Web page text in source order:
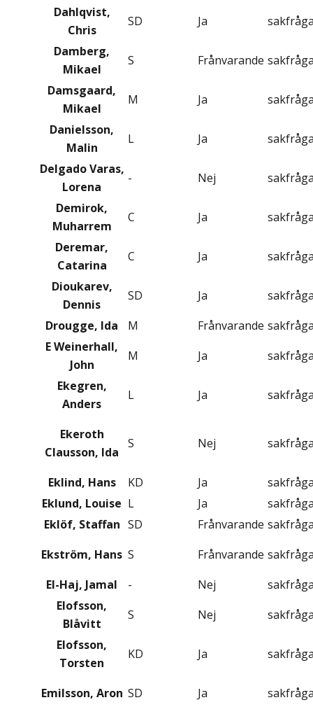
Dahlqvist,
Chris
SD Ja
Damberg,
Mikael
S Frånvarande
Damsgaard,
Mikael
M Ja
Danielsson,
Malin
L Ja
Delgado Varas,
Lorena
- Nej
Demirok,
Muharrem
C Ja
Deremar,
Catarina
C Ja
Dioukarev,
Dennis
SD Ja
Drougge, Ida
M Frånvarande
E Weinerhall,
John
M Ja
Ekegren,
Anders
L Ja
Ekeroth
Clausson, Ida
S Nej
Eklind, Hans KD Ja
Eklund, Louise L Ja
Eklöf, Staffan SD Frånvarande
Ekström, Hans S Frånvarande
El-Haj, Jamal
- Nej
Elofsson,
Blåvitt
S Nej
Elofsson,
Torsten
KD Ja
Emilsson, Aron SD Ja